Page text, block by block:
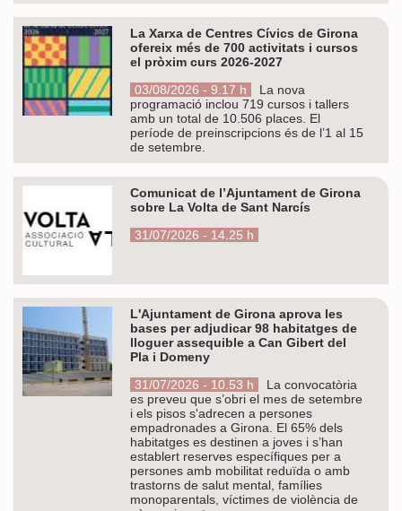
La Xarxa de Centres Cívics de Girona
ofereix més de 700 activitats i cursos
el pròxim curs 2026-2027
03/08/2026 - 9.17 h
La nova
programació inclou 719 cursos i tallers
amb un total de 10.506 places. El
període de preinscripcions és de l’1 al 15
de setembre.
Comunicat de l’Ajuntament de Girona
sobre La Volta de Sant Narcís
31/07/2026 - 14.25 h
L'Ajuntament de Girona aprova les
bases per adjudicar 98 habitatges de
lloguer assequible a Can Gibert del
Pla i Domeny
31/07/2026 - 10.53 h
La convocatòria
es preveu que s’obri el mes de setembre
i els pisos s'adrecen a persones
empadronades a Girona. El 65% dels
habitatges es destinen a joves i s’han
establert reserves específiques per a
persones amb mobilitat reduïda o amb
trastorns de salut mental, famílies
monoparentals, víctimes de violència de